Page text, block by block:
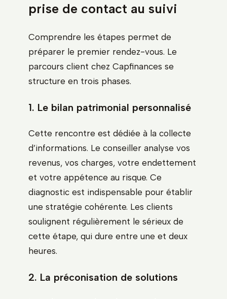
prise de contact au suivi
Comprendre les étapes permet de
préparer le premier rendez-vous. Le
parcours client chez Capfinances se
structure en trois phases.
1. Le bilan patrimonial personnalisé
Cette rencontre est dédiée à la collecte
d’informations. Le conseiller analyse vos
revenus, vos charges, votre endettement
et votre appétence au risque. Ce
diagnostic est indispensable pour établir
une stratégie cohérente. Les clients
soulignent régulièrement le sérieux de
cette étape, qui dure entre une et deux
heures.
2. La préconisation de solutions